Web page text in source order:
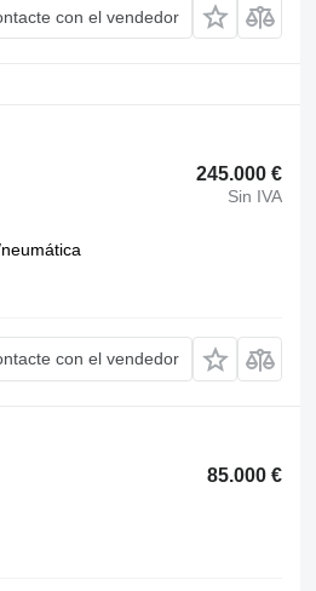
con el vendedor
245.000 €
Sin IVA
con el vendedor
85.000 €